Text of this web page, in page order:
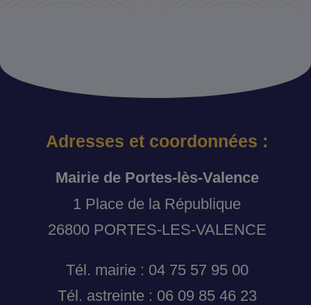
Adresses et coordonnées :
Mairie de Portes-lès-Valence
1 Place de la République
26800 PORTES-LES-VALENCE
Tél. mairie : 04 75 57 95 00
Tél. astreinte : 06 09 85 46 23